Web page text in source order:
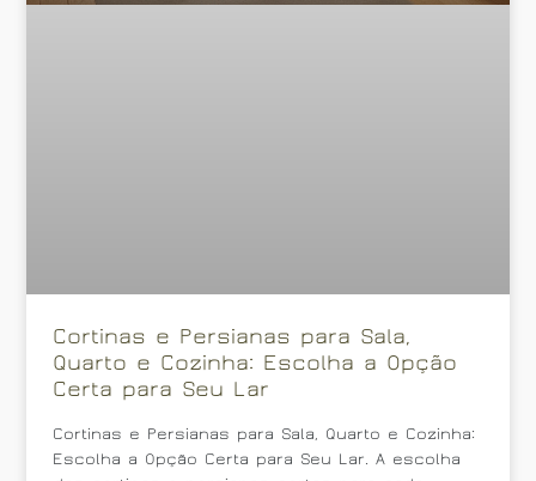
Cortinas e Persianas para Sala,
Quarto e Cozinha: Escolha a Opção
Certa para Seu Lar
Cortinas e Persianas para Sala, Quarto e Cozinha:
Escolha a Opção Certa para Seu Lar. A escolha